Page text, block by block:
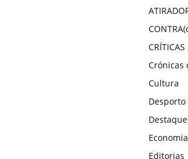
CRÍTICAS
Crónicas
Cultura
Desporto
Editorias